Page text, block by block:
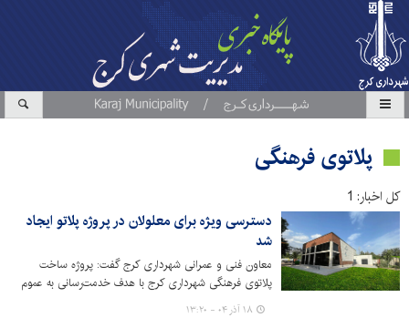
پلاتوی فرهنگی
کل اخبار: 1
دسترسی ویژه برای معلولان در پروژه پلاتو ایجاد
شد
معاون فنی و عمرانی شهرداری کرج گفت: پروژه ساخت
پلاتوی فرهنگی شهرداری کرج با هدف خدمت‌رسانی به عموم
مردم، به‌ویژه عزیزان دارای معلولیت احداث شده است.
۱۸ آذر ۰۴ - ۱۳:۲۰